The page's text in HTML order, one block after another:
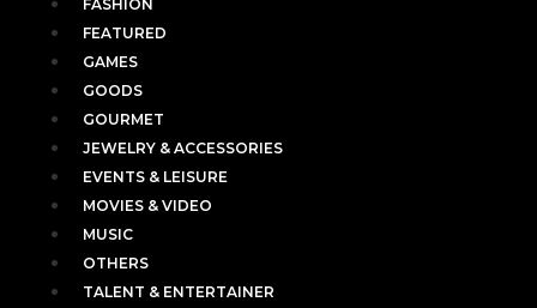
FASHION
FEATURED
GAMES
GOODS
GOURMET
JEWELRY & ACCESSORIES
EVENTS & LEISURE
MOVIES & VIDEO
MUSIC
OTHERS
TALENT & ENTERTAINER